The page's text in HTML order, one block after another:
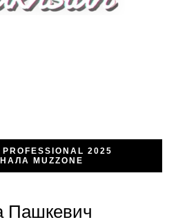
2025
MUZZONE
Пашкевич